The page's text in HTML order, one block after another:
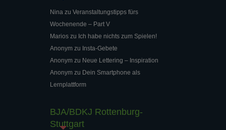
Nina zu Veranstaltungstipps fürs
Wochenende – Part V
Marios zu Ich habe nichts zum Spielen!
Anonym zu Insta-Gebete
Anonym zu Neue Lettering – Inspiration
Anonym zu Dein Smartphone als
Lernplattform
BJA/BDKJ Rottenburg-
Stuttgart